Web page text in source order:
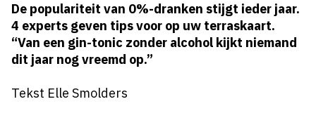
De populariteit van 0%-dranken stijgt ieder jaar.
4 experts geven tips voor op uw terraskaart.
“Van een gin-tonic zonder alcohol kijkt niemand
dit jaar nog vreemd op.”
Tekst Elle Smolders